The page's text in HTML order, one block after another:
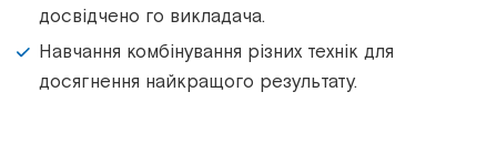
досвідчено го викладача.
Навчання комбінування різних технік для
досягнення найкращого результату.